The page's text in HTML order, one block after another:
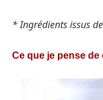
* Ingrédients issus
Ce que je pense de